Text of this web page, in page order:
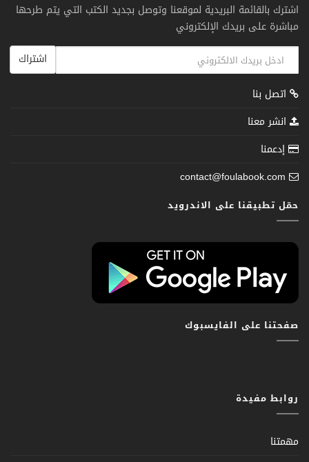
اشترك بالقائمة البريدية لموقعنا وتوصل بجديد الكتب التي يتم طرحها
مباشرة على بريدك الإلكتروني
اشتراك
اتصل بنا
انشر معنا
إدعمنا
contact@foulabook.com
حمّل تطبيقنا على الاندرويد
صفحتنا على الفايسبوك
روابط مفيدة
مهمتنا